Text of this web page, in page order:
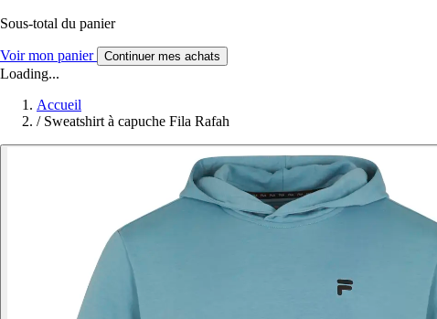
Sous-total du panier
Voir mon panier Continuer mes achats
Loading...
Accueil
/ Sweatshirt à capuche Fila Rafah